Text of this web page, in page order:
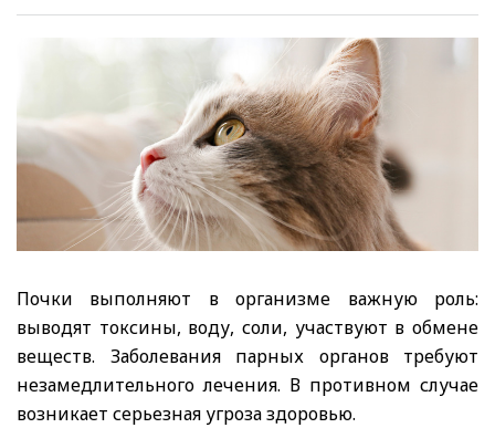
Почки выполняют в организме важную роль:
выводят токсины, воду, соли, участвуют в обмене
веществ. Заболевания парных органов требуют
незамедлительного лечения. В противном случае
возникает серьезная угроза здоровью.